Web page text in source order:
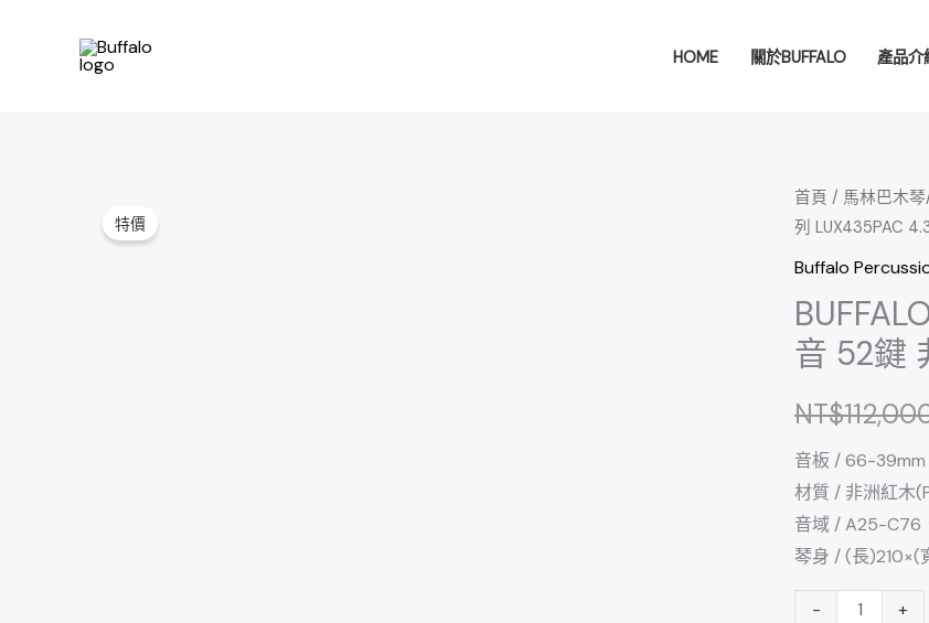
HOME 關於BUFFALO 產品介
特價
首頁 / 馬林巴木
列 LUX435PAC
Buffalo
音 52鍵
NT$
音板 / 66-39mm
材質 / 非洲紅木
音域 / A25-C76
琴身 / (長
-
BUFFALO
LUXURY
系
LUX435PAC
4.3
音
52
鍵
非
洲
+